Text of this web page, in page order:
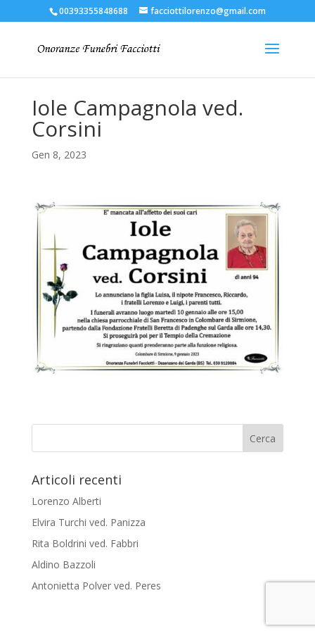
00393355848688 facciottilorenzo@gmail.com
Iole Campagnola ved.
Corsini
Gen 8, 2023
Articoli recenti
Lorenzo Alberti
Elvira Turchi ved. Panizza
Rita Boldrini ved. Fabbri
Aldino Bazzoli
Antonietta Polver ved. Peres